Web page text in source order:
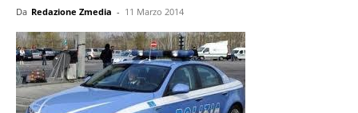
Da Redazione Zmedia - 11 Marzo 2014